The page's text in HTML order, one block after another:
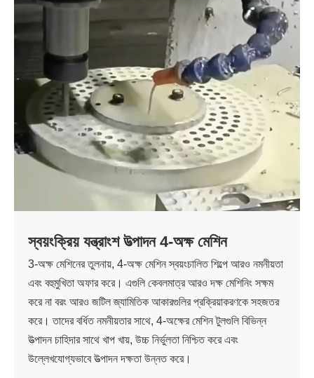
স্বয়ংক্রিয় যন্ত্রাংশ উত্পাদন 4-অক্ষ মেশিন
3-অক্ষ মেশিনের তুলনায়, 4-অক্ষ মেশিন স্বয়ংচালিত শিল্পে আরও নমনীয়তা
এবং বহুমুখিতা অফার করে। এগুলি কেবলমাত্র আরও দক্ষ মেশিনিং সক্ষম
করে না বরং আরও জটিল জ্যামিতিক আকারগুলির প্রক্রিয়াকরণকে সহজতর
করে। তাদের বর্ধিত নমনীয়তার সাথে, 4-অক্ষের মেশিন টুলগুলি বিভিন্ন
উত্পাদন চাহিদার সাথে খাপ খায়, উচ্চ নির্ভুলতা নিশ্চিত করে এবং
উল্লেখযোগ্যভাবে উত্পাদন দক্ষতা উন্নত করে।